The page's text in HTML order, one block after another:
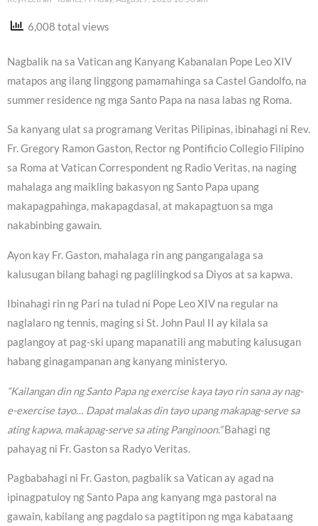
6,008 total views
Nagbalik na sa Vatican ang Kanyang Kabanalan Pope Leo XIV
matapos ang ilang linggong pamamahinga sa Castel Gandolfo, na
summer residence ng mga Santo Papa na nasa labas ng Roma.
Sa kanyang ulat sa programang Veritas Pilipinas, ibinahagi ni Rev.
Fr. Gregory Ramon Gaston, Rector ng Pontificio Collegio Filipino
sa Roma at Vatican Correspondent ng Radio Veritas, na naging
mahalaga ang maikling bakasyon ng Santo Papa upang
makapagpahinga, makapagdasal, at makapagtuon sa mga
nakabinbing gawain.
Ayon kay Fr. Gaston, mahalaga rin ang pangangalaga sa
kalusugan bilang bahagi ng paglilingkod sa Diyos at sa kapwa.
Ibinahagi rin ng Pari na tulad ni Pope Leo XIV na regular na
naglalaro ng tennis, maging si St. John Paul II ay kilala sa
paglangoy at pag-ski upang mapanatili ang mabuting kalusugan
habang ginagampanan ang kanyang ministeryo.
“Kailangan din ng Santo Papa ng exercise kaya tayo rin sana ay nag-
e-exercise tayo… Dapat malakas din tayo upang makapag-serve sa
ating kapwa, makapag-serve sa ating Panginoon.”Bahagi ng
pahayag ni Fr. Gaston sa Radyo Veritas.
Pagbabahagi ni Fr. Gaston, pagbalik sa Vatican ay agad na
ipinagpatuloy ng Santo Papa ang kanyang mga pastoral na
gawain, kabilang ang pagdalo sa pagtitipon ng mga kabataang